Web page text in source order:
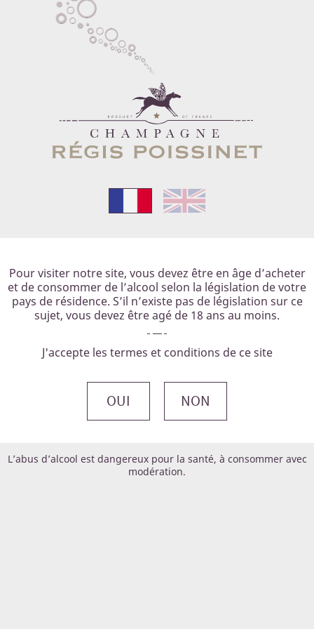
Pour visiter notre site, vous devez être en âge d’acheter
et de consommer de l’alcool selon la législation de votre
pays de résidence. S’il n’existe pas de législation sur ce
sujet, vous devez être agé de 18 ans au moins.
J'accepte les termes et conditions de ce site
OUI NON
L’abus d’alcool est dangereux pour la santé, à consommer avec
modération.